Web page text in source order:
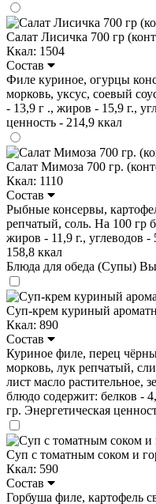
Салат Лисичка 700 гр
Ккал: 1504
Состав
Филе куриное, огурцы
морковь, уксус, соевый
- 13,9 г ., жиров - 15,9 г.,
ценность - 214,9 ккал
Салат Мимоза 700 гр.
Ккал: 1110
Состав
Рыбные консервы,
репчатый, соль. На 100 гр
жиров - 11,9 г., углеводов -
158,8 ккал
Блюда для обеда (Супы)
Суп-крем куриный
Ккал: 890
Состав
Куриное филе, перец
морковь, лук репчатый,
лист масло растительное,
блюдо содержит: белков -
гр. Энергетическая
Суп с томатным соком и
Ккал: 590
Состав
Горбуша филе, картофель